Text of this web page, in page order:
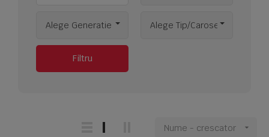
Alege Generatie Alege Tip/Caroserie
Filtru
Nume - crescator 